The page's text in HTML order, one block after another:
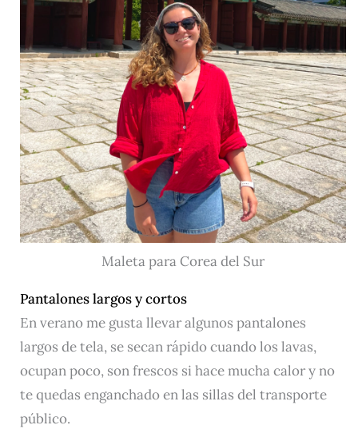
Maleta para Corea del Sur
Pantalones largos y cortos
En verano me gusta llevar algunos pantalones
largos de tela, se secan rápido cuando los lavas,
ocupan poco, son frescos si hace mucha calor y no
te quedas enganchado en las sillas del transporte
público.